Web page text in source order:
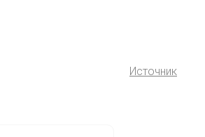
Источник